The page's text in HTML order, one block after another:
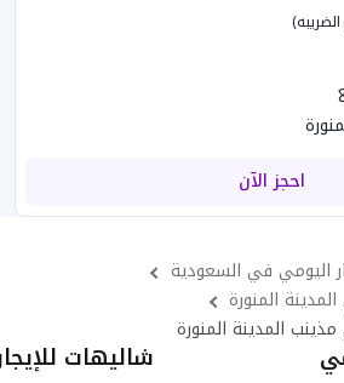
احجز الآن
اليومي في السعودية
المنورة
المدينة المنورة
شاليهات